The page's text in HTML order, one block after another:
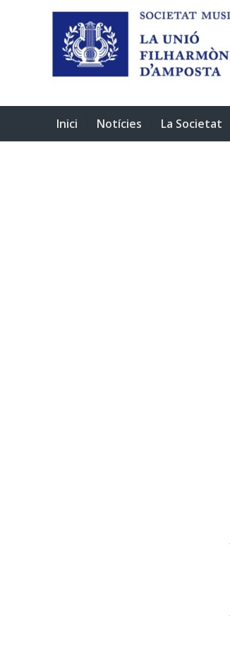
Inici Notícies La Societat